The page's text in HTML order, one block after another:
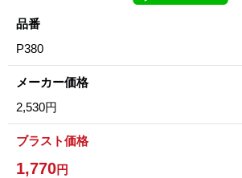
品番
P380
メーカー価格
2,530円
ブラスト価格
1,770円